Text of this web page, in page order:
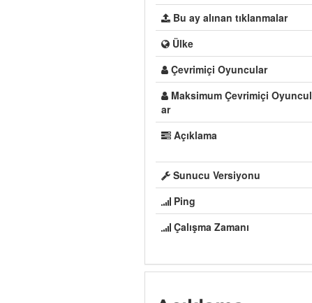
Bu ay alınan tıklanmalar
Ülke
Çevrimiçi Oyuncular
Maksimum Çevrimiçi Oyuncul
ar
Açıklama
Sunucu Versiyonu
Ping
Çalışma Zamanı